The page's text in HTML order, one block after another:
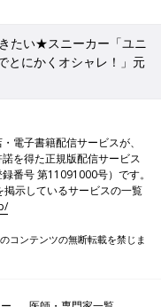
ルなデザインで、やさ
カーです。オフホワイト
と比較的お手頃な価格！
入れたコーデもおすす
で、様々なシーンで活
たい★スニーカー「ユニ
とにかくオシャレ！」元
電子書籍配信サービスが、
を得た正規版配信サービス
番号 第11091000号）です。
掲示しているサービスの一覧
コンテンツの無断転載を禁じま